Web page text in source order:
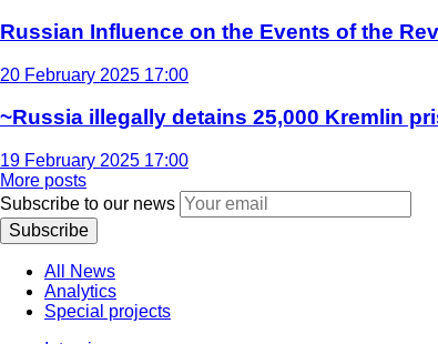
Russian Influence on the Events of the
20 February 2025 17:00
~Russia illegally detains 25,000 Kremlin
19 February 2025 17:00
More posts
Subscribe to our news
Subscribe
All News
Analytics
Special projects